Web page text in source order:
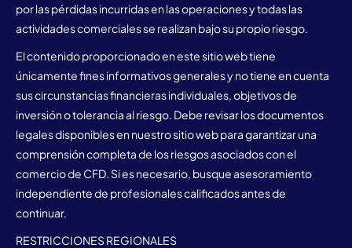
por las pérdidas incurridas en las operaciones y todas las
actividades comerciales se realizan bajo su propio riesgo.
El contenido proporcionado en este sitio web tiene
únicamente fines informativos generales y no tiene en cuenta
sus circunstancias financieras individuales, objetivos de
inversión o tolerancia al riesgo. Debe revisar los documentos
legales disponibles en nuestro sitio web para garantizar una
comprensión completa de los riesgos asociados con el
comercio de CFD. Si es necesario, busque asesoramiento
independiente de profesionales calificados antes de
continuar.
RESTRICCIONES REGIONALES